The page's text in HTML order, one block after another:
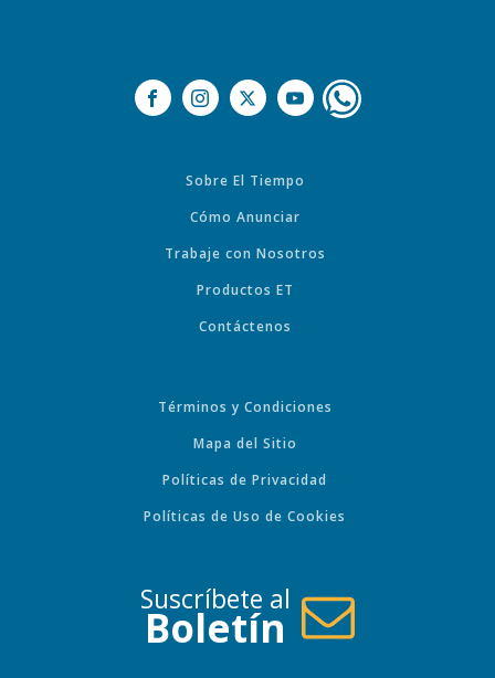
Sobre El Tiempo
Cómo Anunciar
Trabaje con Nosotros
Productos ET
Contáctenos
Términos y Condiciones
Mapa del Sitio
Políticas de Privacidad
Políticas de Uso de Cookies
Suscríbete al
Boletín